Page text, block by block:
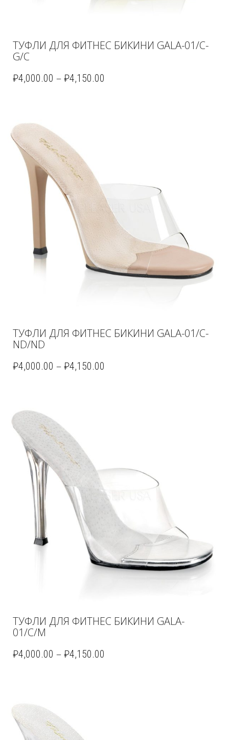
ТУФЛИ ДЛЯ ФИТНЕС БИКИНИ GALA-01/C-
G/C
₽4,000.00 – ₽4,150.00
ТУФЛИ ДЛЯ ФИТНЕС БИКИНИ GALA-01/C-
ND/ND
₽4,000.00 – ₽4,150.00
ТУФЛИ ДЛЯ ФИТНЕС БИКИНИ GALA-
01/C/M
₽4,000.00 – ₽4,150.00